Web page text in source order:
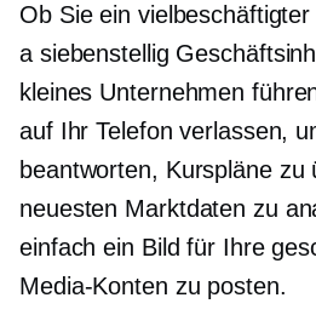
Ob Sie ein
a siebenstellig
kleines Unternehmen
auf Ihr Telefon verlassen,
beantworten, Kurspläne zu
neuesten Marktdaten zu
einfach ein Bild für Ihre
Media-Konten zu posten.